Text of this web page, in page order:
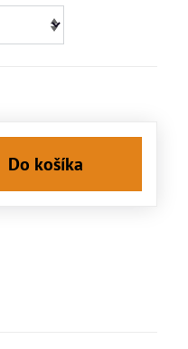
Do košíka